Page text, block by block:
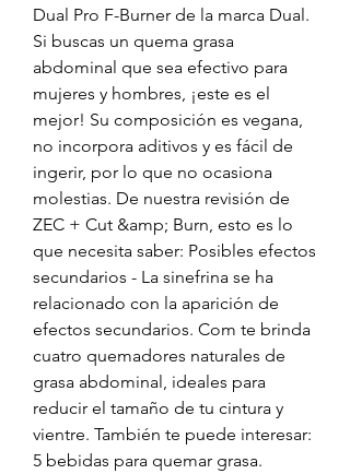
Dual Pro F-Burner de la marca Dual.
Si buscas un quema grasa
abdominal que sea efectivo para
mujeres y hombres, ¡este es el
mejor! Su composición es vegana,
no incorpora aditivos y es fácil de
ingerir, por lo que no ocasiona
molestias. De nuestra revisión de
ZEC + Cut &amp; Burn, esto es lo
que necesita saber: Posibles efectos
secundarios - La sinefrina se ha
relacionado con la aparición de
efectos secundarios. Com te brinda
cuatro quemadores naturales de
grasa abdominal, ideales para
reducir el tamaño de tu cintura y
vientre. También te puede interesar:
5 bebidas para quemar grasa.